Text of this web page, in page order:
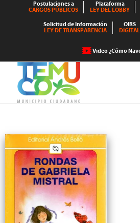
Postulaciones a
CARGOS PÚBLICOS
Plataforma
LEY DEL LOBBY
Solicitud de Información
LEY DE TRANSPARENCIA
OIRS
DIGITAL
Video ¿Cómo